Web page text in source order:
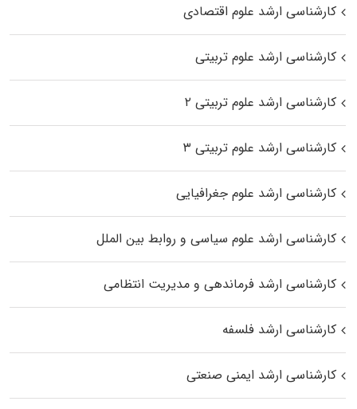
کارشناسی ارشد علوم اقتصادی
کارشناسی ارشد علوم تربیتی
کارشناسی ارشد علوم تربیتی ۲
کارشناسی ارشد علوم تربیتی ۳
کارشناسی ارشد علوم جغرافیایی
کارشناسی ارشد علوم سیاسی و روابط بین الملل
کارشناسی ارشد فرماندهی و مدیریت انتظامی
کارشناسی ارشد فلسفه
کارشناسی ارشد ایمنی صنعتی